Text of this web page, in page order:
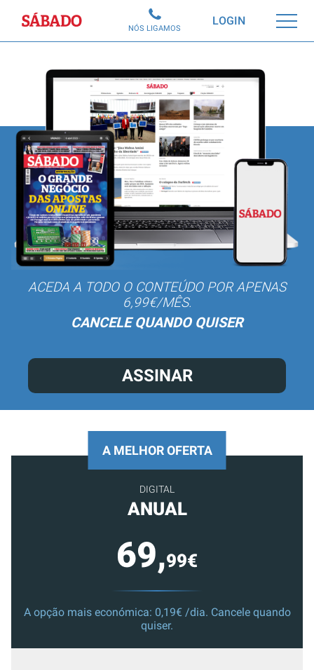
Sábado LOGIN
NÓS LIGAMOS
ACEDA A TODO O CONTEÚDO POR APENAS
6,99€/MÊS.
CANCELE QUANDO QUISER
ASSINAR
A MELHOR OFERTA
DIGITAL
ANUAL
69,99€
A opção mais económica: 0,19€ /dia. Cancele quando
quiser.